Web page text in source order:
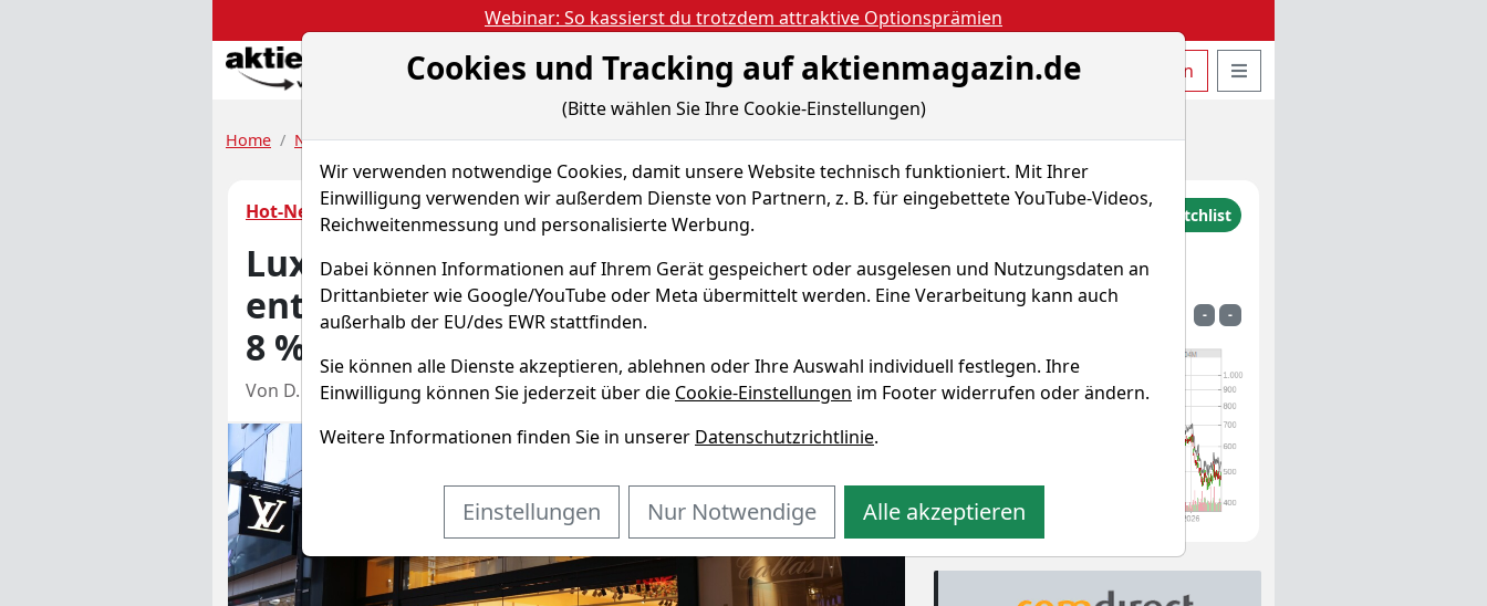
Webinar: So kassierst du trotzdem attraktive Optionsprämien
Aktien Nachrichten Magazine Aktien- und Artikelsuche öffnen
Gratis Account Bestellen Login Seitennavigation öffnen
Home Nachrichten Hot-News Luxuskonzern LVMH bricht nach enttäuschenden Ums�...
Hot-News
Luxuskonzern LVMH bricht nach
enttäuschenden Umsätzen um fast
8 % ein
Von D. Teichgräber – Aktualisiert am 15.04.25 10:58
zu Watchlist hinzufügen
Watchlist
LVMH Moet
Louis Vuitton SE
- -
Cookies und Tracking auf aktienmagazin.de
(Bitte wählen Sie Ihre Cookie-Einstellungen)
Wir verwenden notwendige Cookies, damit unsere Website technisch funktioniert. Mit Ihrer
Einwilligung verwenden wir außerdem Dienste von Partnern, z. B. für eingebettete YouTube-Videos,
Reichweitenmessung und personalisierte Werbung.
Dabei können Informationen auf Ihrem Gerät gespeichert oder ausgelesen und Nutzungsdaten an
Drittanbieter wie Google/YouTube oder Meta übermittelt werden. Eine Verarbeitung kann auch
außerhalb der EU/des EWR stattfinden.
Sie können alle Dienste akzeptieren, ablehnen oder Ihre Auswahl individuell festlegen. Ihre
Einwilligung können Sie jederzeit über die Cookie-Einstellungen im Footer widerrufen oder ändern.
Weitere Informationen finden Sie in unserer Datenschutzrichtlinie.
Einstellungen Nur Notwendige Alle akzeptieren